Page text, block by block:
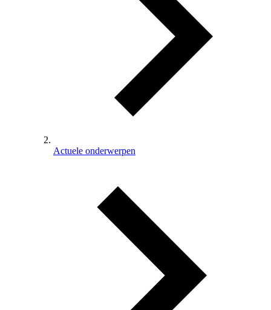
Actuele onderwerpen